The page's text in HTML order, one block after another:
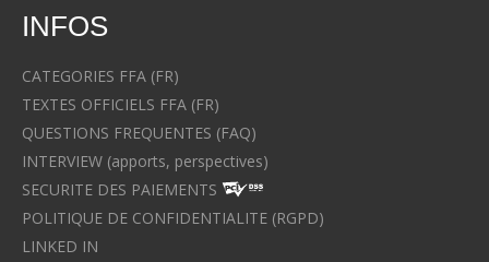
INFOS
CATEGORIES FFA (FR)
TEXTES OFFICIELS FFA (FR)
QUESTIONS FREQUENTES (FAQ)
INTERVIEW (apports, perspectives)
SECURITE DES PAIEMENTS
POLITIQUE DE CONFIDENTIALITE (RGPD)
LINKED IN